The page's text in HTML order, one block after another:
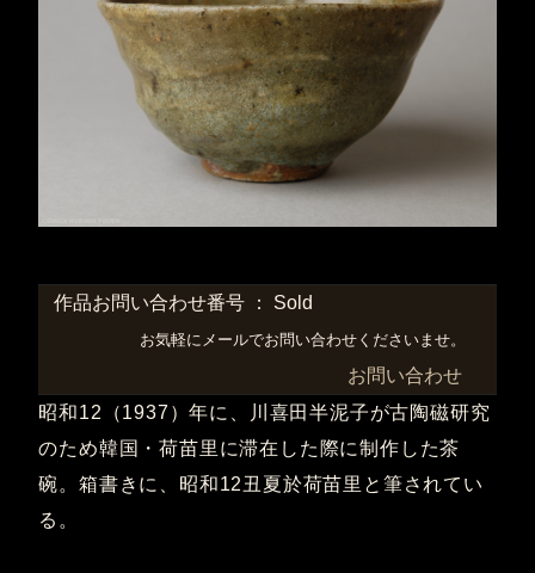
作品お問い合わせ番号 ： Sold
お気軽にメールでお問い合わせくださいませ。
お問い合わせ
昭和12（1937）年に、川喜田半泥子が古陶磁研究
のため韓国・荷苗里に滞在した際に制作した茶
碗。箱書きに、昭和12丑夏於荷苗里と筆されてい
る。